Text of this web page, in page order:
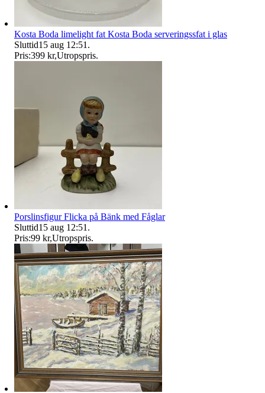
Kosta Boda limelight fat Kosta Boda serveringssfat i glas
Sluttid15 aug 12:51 .
Pris:399 kr,Utropspris.
Porslinsfigur Flicka på Bänk med Fåglar
Sluttid15 aug 12:51 .
Pris:99 kr,Utropspris.